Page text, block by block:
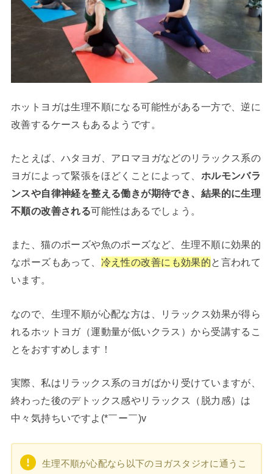
ホットヨガは生理不順になる可能性がある一方で、逆に
改善するケースもあるようです。
たとえば、ハタヨガ、アロマヨガなどのリラックス系の
ヨガによって緊張をほどくことによって、 ホルモンバラ
ンスや自律神経を整える働きが期待でき、結果的に生理
不順の改善される可能性はあるでしょう。
また、猫のポーズや魚のポーズなど、生理不順に効果的
なポーズもあって、 冷え性の改善にも効果的と言われて
います。
なので、生理不順が心配な方は、リラックス効果が得ら
れるホットヨガ（運動量が低いクラス）から受講するこ
とをおすすめします！
実際、私はリラックス系のヨガばかり受けていますが、
終わった後のデトックス感やリラックス（脱力感）は
中々気持ちいですよ(*￣ー￣)v
生理不順が心配なら以下のヨガスタジオに通うこ